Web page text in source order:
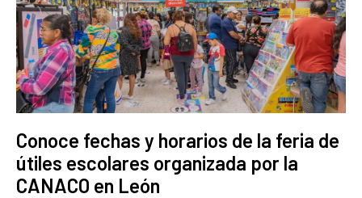
Conoce fechas y horarios de la feria de
útiles escolares organizada por la
CANACO en León